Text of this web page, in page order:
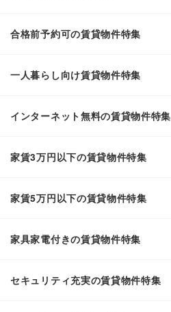
合格前予約可の賃貸物件特集
一人暮らし向け賃貸物件特集
インターネット無料の賃貸物件特集
家賃3万円以下の賃貸物件特集
家賃5万円以下の賃貸物件特集
家具家電付きの賃貸物件特集
セキュリティ充実の賃貸物件特集